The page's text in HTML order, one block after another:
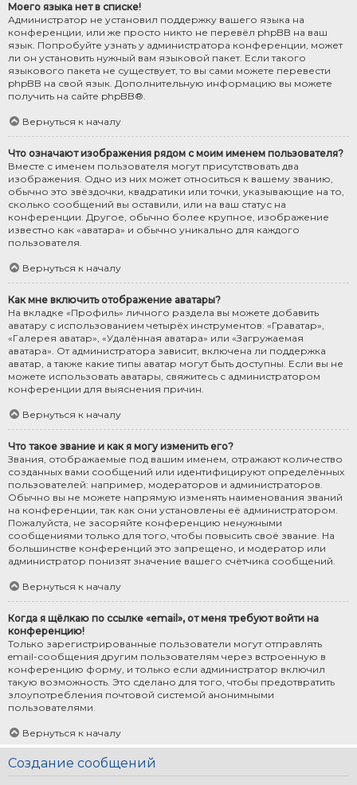
Моего языка нет в списке!
Администратор не установил поддержку вашего языка на
конференции, или же просто никто не перевёл phpBB на ваш
язык. Попробуйте узнать у администратора конференции, может
ли он установить нужный вам языковой пакет. Если такого
языкового пакета не существует, то вы сами можете перевести
phpBB на свой язык. Дополнительную информацию вы можете
получить на сайте phpBB®.
Вернуться к началу
Что означают изображения рядом с моим именем пользователя?
Вместе с именем пользователя могут присутствовать два
изображения. Одно из них может относиться к вашему званию,
обычно это звёздочки, квадратики или точки, указывающие на то,
сколько сообщений вы оставили, или на ваш статус на
конференции. Другое, обычно более крупное, изображение
известно как «аватара» и обычно уникально для каждого
пользователя.
Вернуться к началу
Как мне включить отображение аватары?
На вкладке «Профиль» личного раздела вы можете добавить
аватару с использованием четырёх инструментов: «Граватар»,
«Галерея аватар», «Удалённая аватара» или «Загружаемая
аватара». От администратора зависит, включена ли поддержка
аватар, а также какие типы аватар могут быть доступны. Если вы не
можете использовать аватары, свяжитесь с администратором
конференции для выяснения причин.
Вернуться к началу
Что такое звание и как я могу изменить его?
Звания, отображаемые под вашим именем, отражают количество
созданных вами сообщений или идентифицируют определённых
пользователей: например, модераторов и администраторов.
Обычно вы не можете напрямую изменять наименования званий
на конференции, так как они установлены её администратором.
Пожалуйста, не засоряйте конференцию ненужными
сообщениями только для того, чтобы повысить своё звание. На
большинстве конференций это запрещено, и модератор или
администратор понизят значение вашего счётчика сообщений.
Вернуться к началу
Когда я щёлкаю по ссылке «email», от меня требуют войти на
конференцию!
Только зарегистрированные пользователи могут отправлять
email-сообщения другим пользователям через встроенную в
конференцию форму, и только если администратор включил
такую возможность. Это сделано для того, чтобы предотвратить
злоупотребления почтовой системой анонимными
пользователями.
Вернуться к началу
Создание сообщений